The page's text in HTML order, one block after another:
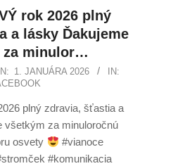
rok 2026 plný
a lásky Ďakujeme
za minulor…
1. JANUÁRA 2026
IN:
plný zdravia, šťastia a
všetkým za minuloročnú
osvety
#vianoce
#komunikacia